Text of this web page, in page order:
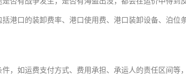
港口的装卸费率、港口使用费、港口装卸设备、泊位
，如运费支付方式、费用承担、承运人的责任区间等